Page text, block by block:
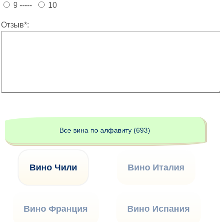
9 -----
10
Отзыв*:
Все вина по алфавиту (693)
Вино Италия
Вино Франция Вино Испания
Вино Чили